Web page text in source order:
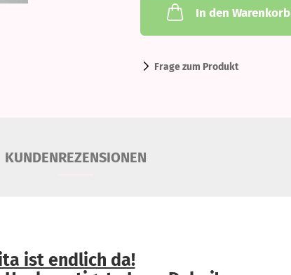
In den Warenkorb
Frage zum Produkt
KUNDENREZENSIONEN
ist endlich da!